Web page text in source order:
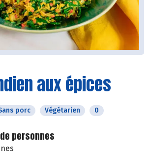
aux épices
porc Végétarien 0
personnes